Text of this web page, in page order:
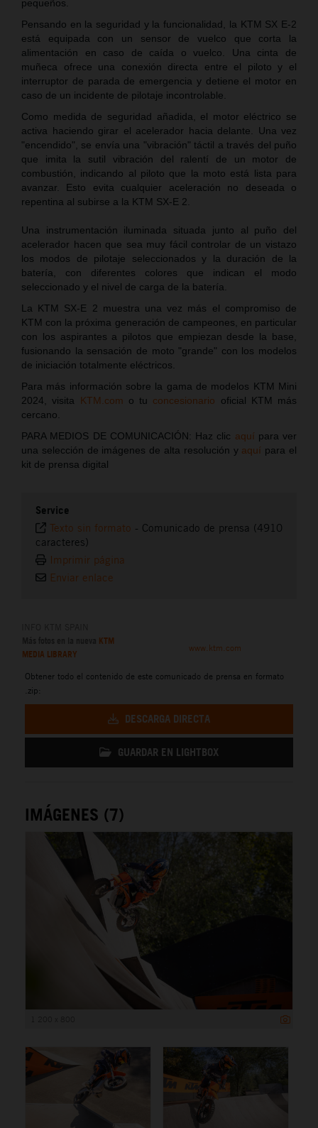
pequeños.
Pensando en la seguridad y la funcionalidad, la KTM SX E-2
está equipada con un sensor de vuelco que corta la
alimentación en caso de caída o vuelco. Una cinta de
muñeca ofrece una conexión directa entre el piloto y el
interruptor de parada de emergencia y detiene el motor en
caso de un incidente de pilotaje incontrolable.
Como medida de seguridad añadida, el motor eléctrico se
activa haciendo girar el acelerador hacia delante. Una vez
"encendido", se envía una "vibración" táctil a través del puño
que imita la sutil vibración del ralentí de un motor de
combustión, indicando al piloto que la moto está lista para
avanzar. Esto evita cualquier aceleración no deseada o
repentina al subirse a la KTM SX-E 2.
Una instrumentación iluminada situada junto al puño del
acelerador hacen que sea muy fácil controlar de un vistazo
los modos de pilotaje seleccionados y la duración de la
batería, con diferentes colores que indican el modo
seleccionado y el nivel de carga de la batería.
La KTM SX-E 2 muestra una vez más el compromiso de
KTM con la próxima generación de campeones, en particular
con los aspirantes a pilotos que empiezan desde la base,
fusionando la sensación de moto "grande" con los modelos
de iniciación totalmente eléctricos.
Para más información sobre la gama de modelos KTM Mini
2024, visita KTM.com o tu concesionario oficial KTM más
cercano.
PARA MEDIOS DE COMUNICACIÓN: Haz clic aquí para ver
una selección de imágenes de alta resolución y aquí para el
kit de prensa digital
Service
Texto sin formato - Comunicado de prensa (4910
caracteres)
Imprimir página
Enviar enlace
KTM
MEDIA LIBRARY
www.ktm.com
Obtener todo el contenido de este comunicado de prensa en formato
.zip:
DESCARGA DIRECTA
GUARDAR EN LIGHTBOX
IMÁGENES (7)